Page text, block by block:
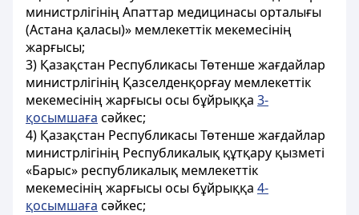
министрлігінің Апаттар медицинасы орталығы
(Астана қаласы)» мемлекеттік мекемесінің
жарғысы;
3) Қазақстан Республикасы Төтенше жағдайлар
министрлігінің Қазселденқорғау мемлекеттік
мекемесінің жарғысы осы бұйрыққа 3-
қосымшаға сәйкес;
4) Қазақстан Республикасы Төтенше жағдайлар
министрлігінің Республикалық құтқару қызметі
«Барыс» республикалық мемлекеттік
мекемесінің жарғысы осы бұйрыққа 4-
қосымшаға сәйкес;